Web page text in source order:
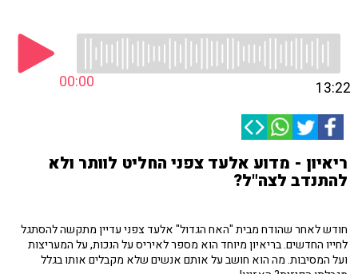
00:00 13:22
ריאיון - מדוע אלעד צפני החליט לוותר ולא
להתנדב לצה"ל?
חודש לאחר שהודח מבית "האח הגדול" אלעד צפני עדיין מתקשה להסתגל
לחייו החדשים. בריאיון מיוחד הוא מספר לאיריס על הנכות, על המעריצות
ועל המסיבות. מה הוא חושב על אותם אנשים שלא מקבלים אותו בגלל